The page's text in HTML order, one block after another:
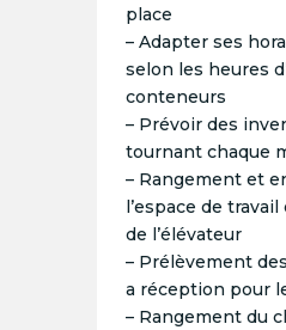
place
– Adapter ses
selon les heures
conteneurs
– Prévoir des
tournant chaque
– Rangement et
l’espace de
de l’élévateur
– Prélèvement
a réception pour
– Rangement du